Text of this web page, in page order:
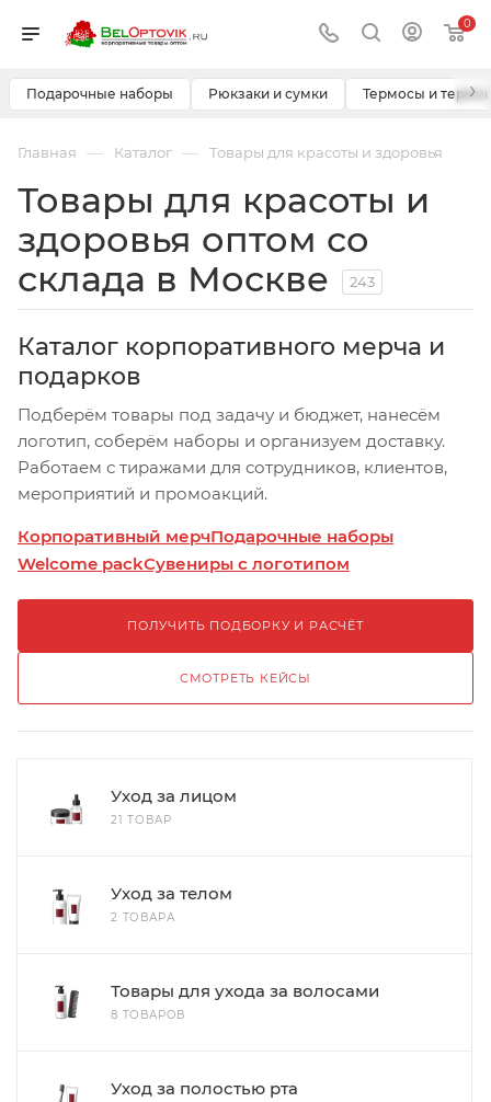
0
Подарочные наборы Рюкзаки и сумки Термосы и ›
Главная — Каталог — Товары для красоты и здоровья
Товары для красоты и
здоровья оптом со
склада в Москве
243
Каталог корпоративного мерча и
подарков
Подберём товары под задачу и бюджет, нанесём
логотип, соберём наборы и организуем доставку.
Работаем с тиражами для сотрудников, клиентов,
мероприятий и промоакций.
Корпоративный мерчПодарочные наборы
Welcome packСувениры с логотипом
ПОЛУЧИТЬ ПОДБОРКУ И РАСЧЁТ
СМОТРЕТЬ КЕЙСЫ
Уход за лицом
21 ТОВАР
Уход за телом
2 ТОВАРА
Товары для ухода за волосами
8 ТОВАРОВ
Уход за полостью рта